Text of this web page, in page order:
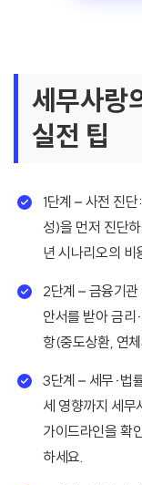
세무사랑
실전 팁
1단계 – 사전 진
성)을 먼저 진단
년 시나리오의 비
2단계 – 금융기
안서를 받아 금리
항(중도상환, 연
3단계 – 세무·법
세 영향까지 세무
가이드라인을 확
하세요.